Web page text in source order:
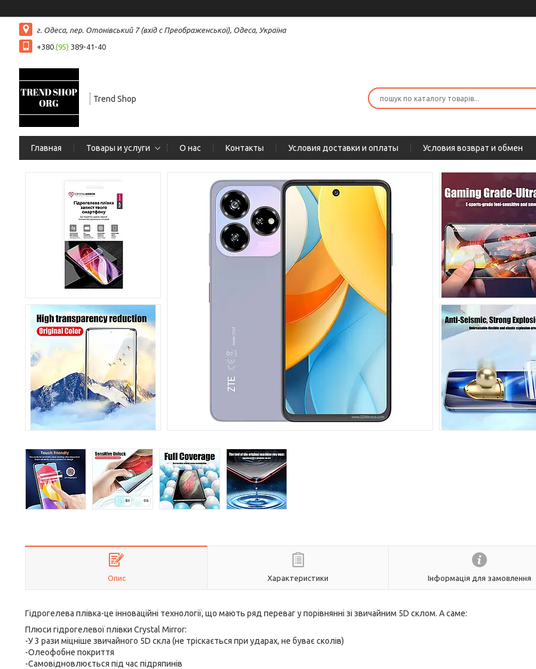
г. Одеса, пер. Отонівський 7 (вхід с Преображенської), Одеса, Україна
+380 (95) 389-41-40
Trend Shop
Главная Товары и услуги О нас Контакты Условия доставки и оплаты Условия возврат и обмен
Опис Характеристики Інформація для замовлення
Гідрогелева плівка-це інноваційні технології, що мають ряд переваг у порівнянні зі звичайним 5D склом. А саме:
Плюси гідрогелевої плівки Crystal Mirror:
-У 3 рази міцніше звичайного 5D скла (не тріскається при ударах, не буває сколів)
-Олеофобне покриття
-Самовідновлюється під час підряпинів